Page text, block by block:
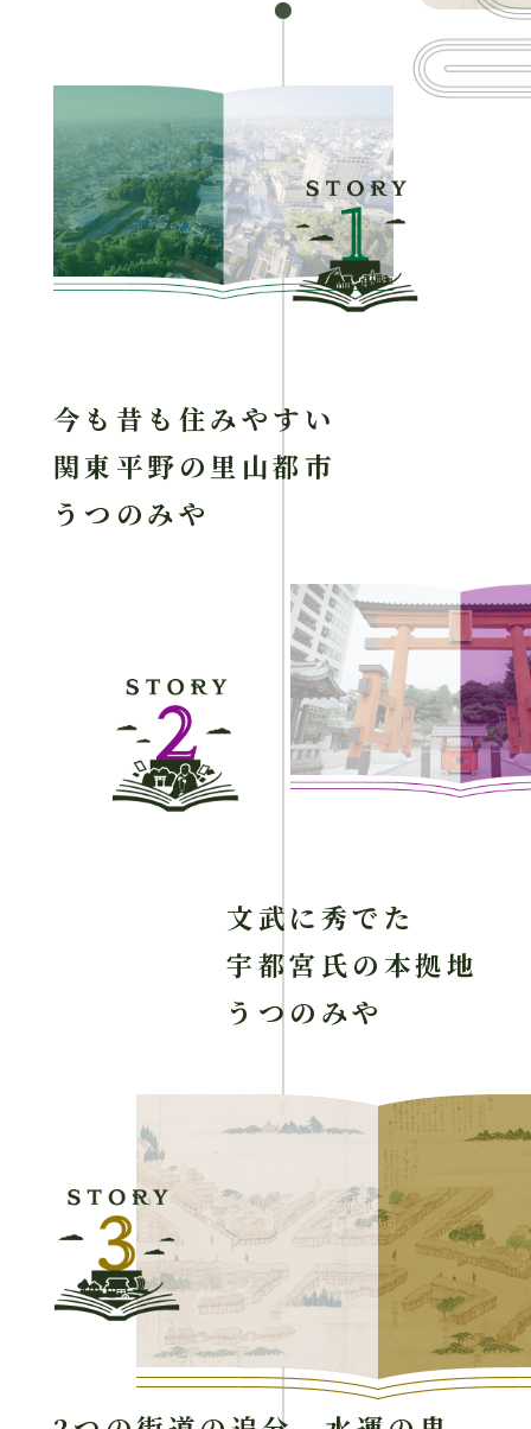
今も昔も住みやすい
関東平野の里山都市
うつのみや
文武に秀でた
宇都宮氏の本拠地
うつのみや